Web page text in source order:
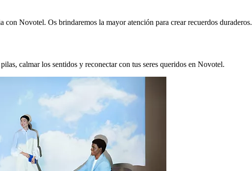
con Novotel. Os brindaremos la mayor atención para crear recuerdos duraderos.
calmar los sentidos y reconectar con tus seres queridos en Novotel.